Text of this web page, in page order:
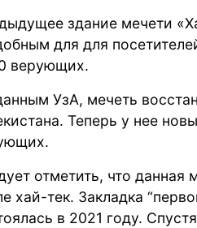
здание ​​мечети
для для
верующих.
УзА, мечеть
Теперь у нее
отметить, что данная
хай-тек. Закладка
в 2021 году.